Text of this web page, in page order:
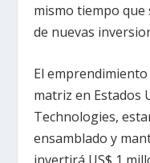
mismo tiempo que
de nuevas
El
matriz en Estados
Technologies,
ensamblado y